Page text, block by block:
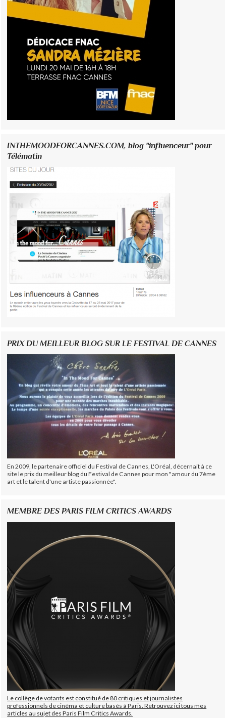
INTHEMOODFORCANNES.COM, blog "influenceur" pour
Télématin
PRIX DU MEILLEUR BLOG SUR LE FESTIVAL DE CANNES
En 2009, le partenaire officiel du Festival de Cannes, L'Oréal, décernait à ce
site le prix du meilleur blog du Festival de Cannes pour mon "amour du 7ème
art et le talent d'une artiste passionnée".
MEMBRE DES PARIS FILM CRITICS AWARDS
Le collège de votants est constitué de 80 critiques et journalistes
professionnels de cinéma et culture basés à Paris. Retrouvez ici tous mes
articles au sujet des Paris Film Critics Awards.